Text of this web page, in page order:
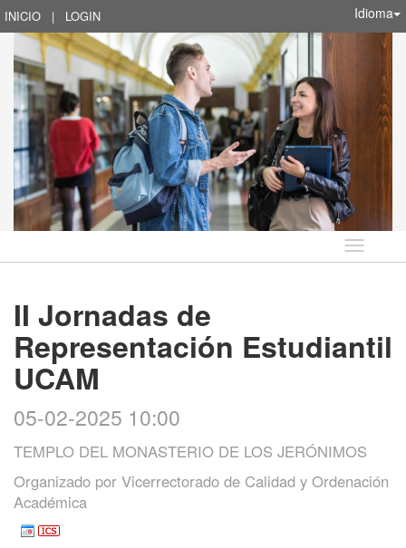
INICIO | LOGIN Idioma
Idioma
II Jornadas de
Representación Estudiantil
UCAM
05-02-2025 10:00
TEMPLO DEL MONASTERIO DE LOS JERÓNIMOS
Organizado por Vicerrectorado de Calidad y Ordenación
Académica